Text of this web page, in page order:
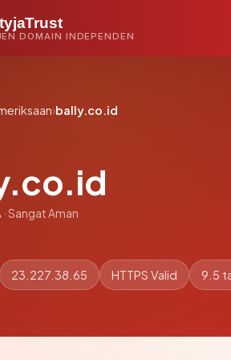
DOMAIN INDEPENDEN
›bally.co.id
Sangat Aman
23.227.38.65 HTTPS Valid 9.5